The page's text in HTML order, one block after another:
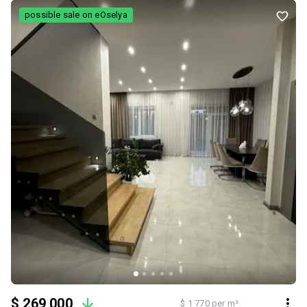
Комунікації: Індивідуальне опалення( котел) Підігрів підлоги
Електрика та водопостачання магістральні Септик Будинок із
нетерпінням чекає на велику родину. Територія під охороною Без
комісії для покупця Пропозиція від агенції REMAX Community
$ 269 000 $ 1 770 per m²
possible sale on eOselya